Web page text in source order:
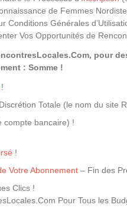
de Femmes
Conditions Générales
Vos Opportunités de
pour
: Somme !
!
Totale (le nom du site
compte bancaire) !
!
Votre Abonnement – Fin des
Clics !
Pour Tous les